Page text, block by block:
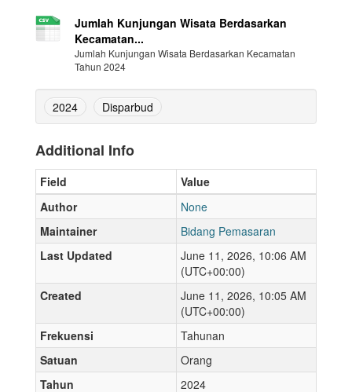
Jumlah Kunjungan Wisata Berdasarkan
Kecamatan...
Jumlah Kunjungan Wisata Berdasarkan Kecamatan
Tahun 2024
2024 Disparbud
Additional Info
Field
Value
Author
None
Maintainer
Bidang Pemasaran
Last Updated
June 11, 2026, 10:06 AM
(UTC+00:00)
Created
June 11, 2026, 10:05 AM
(UTC+00:00)
Frekuensi
Tahunan
Satuan
Orang
Tahun
2024